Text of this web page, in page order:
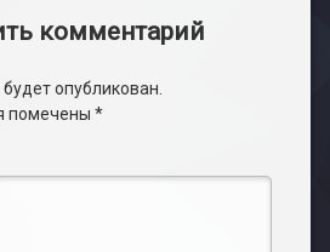
комментарий
опубликован.
помечены *